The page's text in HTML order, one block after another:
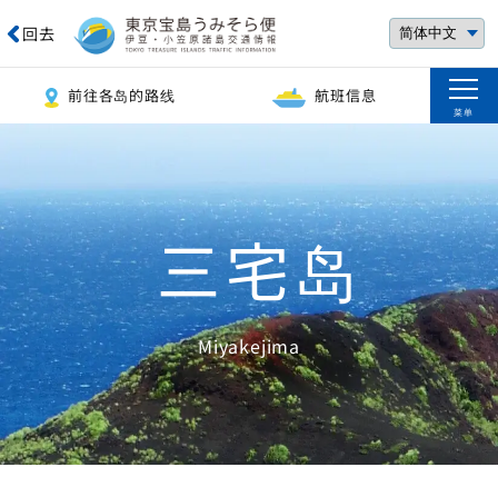
回去
前往各岛的路线 航班信息
菜单
三宅岛
Miyakejima